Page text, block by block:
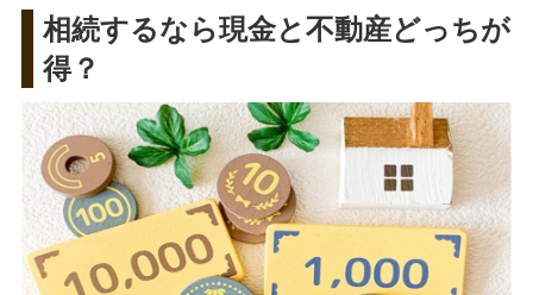
相続するなら現金と不動産どっちが
得？